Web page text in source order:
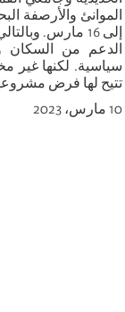
إلى 16 مارس.
الدعم من السكان
سياسية. لكنها غير
تتيح لها فرض
10 مارس، 2023